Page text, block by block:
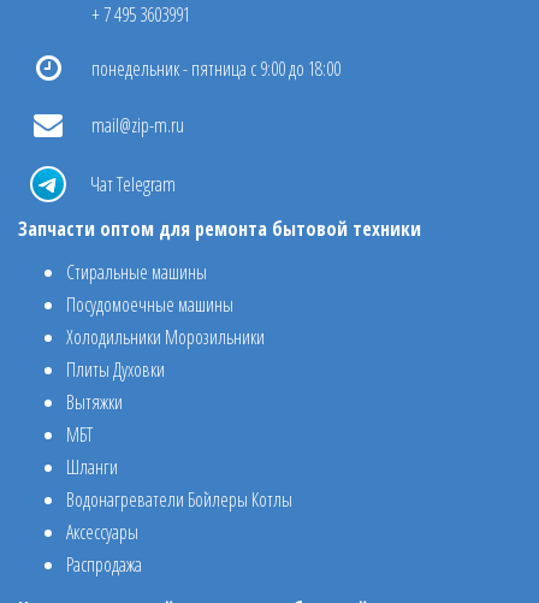
+ 7 495 3603991
понедельник - пятница с 9:00 до 18:00
mail@zip-m.ru
Чат Telegram
Запчасти оптом для ремонта бытовой техники
Стиральные машины
Посудомоечные машины
Холодильники Морозильники
Плиты Духовки
Вытяжки
МБТ
Шланги
Водонагреватели Бойлеры Котлы
Аксессуары
Распродажа